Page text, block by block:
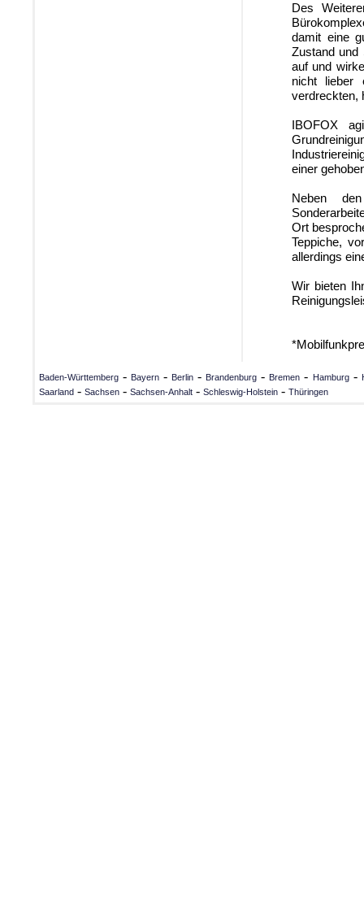
Des
damit eine
Zustand und
auf und
nicht lieber
verdreckten,
IBOFOX
einer
Neben
Ort
Teppiche,
allerdings
Wir bieten
Baden-Württemberg - Bayern - Berlin - Brandenburg - Bremen - Hamburg-
Saarland - Sachsen - Sachsen-Anhalt - Schleswig-Holstein - Thüringen